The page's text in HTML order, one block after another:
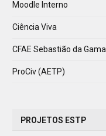
Moodle Interno
Ciência Viva
CFAE Sebastião da Gama
ProCiv (AETP)
PROJETOS ESTP